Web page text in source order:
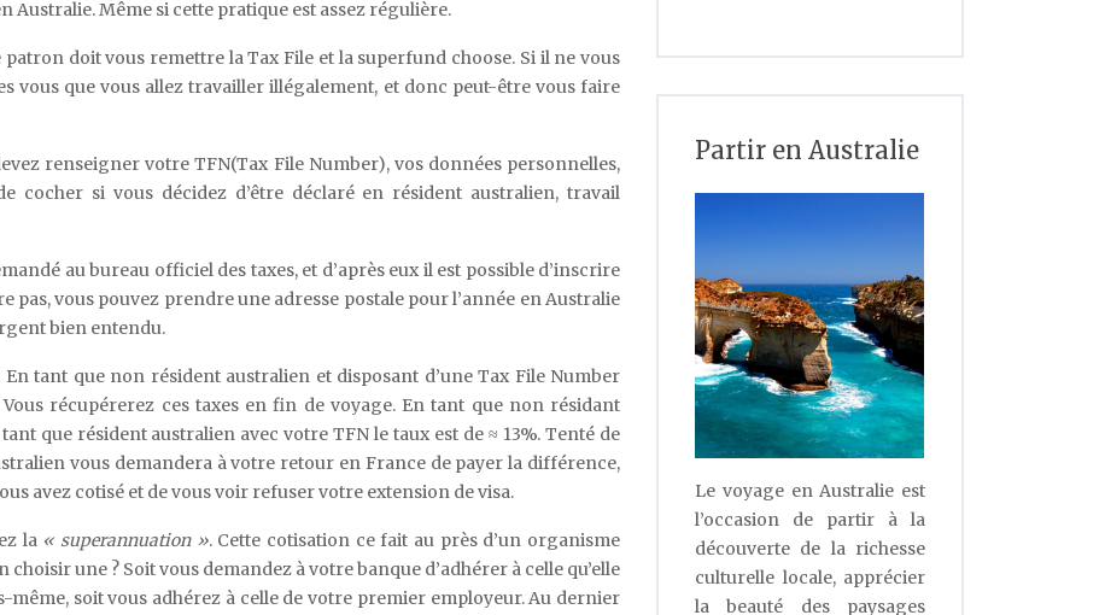
Australie. Même si cette pratique est assez régulière.
patron doit vous remettre la Tax File et la superfund choose. Si il ne vous
vous que vous allez travailler illégalement, et donc peut-être vous faire
renseigner votre TFN(Tax File Number), vos données personnelles,
cocher si vous décidez d’être déclaré en résident australien, travail
au bureau officiel des taxes, et d’après eux il est possible d’inscrire
pas, vous pouvez prendre une adresse postale pour l’année en Australie
bien entendu.
tant que non résident australien et disposant d’une Tax File Number
récupérerez ces taxes en fin de voyage. En tant que non résidant
que résident australien avec votre TFN le taux est de ≈ 13%. Tenté de
vous demandera à votre retour en France de payer la différence,
avez cotisé et de vous voir refuser votre extension de visa.
la « superannuation ». Cette cotisation ce fait au près d’un organisme
une ? Soit vous demandez à votre banque d’adhérer à celle qu’elle
même, soit vous adhérez à celle de votre premier employeur. Au dernier
Partir en Australie
Le voyage en Australie est
l’occasion de partir à la
découverte de la richesse
culturelle locale, apprécier
la beauté des paysages